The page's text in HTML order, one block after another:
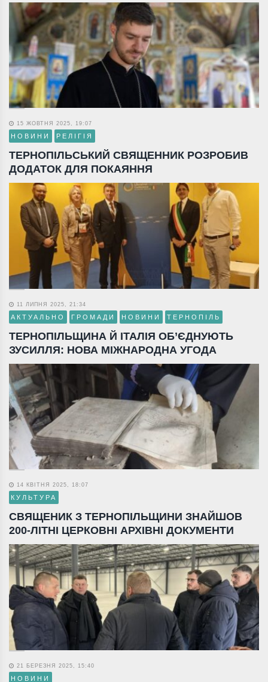
15 ЖОВТНЯ 2025, 19:07
НОВИНИ РЕЛІГІЯ
ТЕРНОПІЛЬСЬКИЙ СВЯЩЕННИК РОЗРОБИВ
ДОДАТОК ДЛЯ ПОКАЯННЯ
11 ЛИПНЯ 2025, 21:34
АКТУАЛЬНО ГРОМАДИ НОВИНИ ТЕРНОПІЛЬ
ТЕРНОПІЛЬЩИНА Й ІТАЛІЯ ОБ’ЄДНУЮТЬ
ЗУСИЛЛЯ: НОВА МІЖНАРОДНА УГОДА
14 КВІТНЯ 2025, 18:07
КУЛЬТУРА
СВЯЩЕНИК З ТЕРНОПІЛЬЩИНИ ЗНАЙШОВ
200-ЛІТНІ ЦЕРКОВНІ АРХІВНІ ДОКУМЕНТИ
21 БЕРЕЗНЯ 2025, 15:40
НОВИНИ